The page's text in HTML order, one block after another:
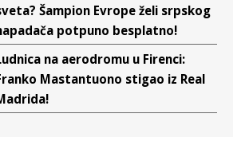
Šampion Evrope želi srpskog
potpuno besplatno!
na aerodromu u Firenci:
Mastantuono stigao iz Real